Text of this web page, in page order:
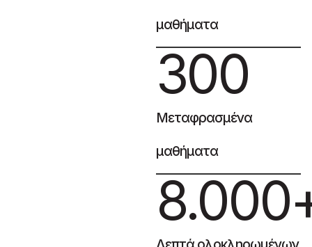
μαθήματα
Μεταφρασμένα
μαθήματα
300
8.000